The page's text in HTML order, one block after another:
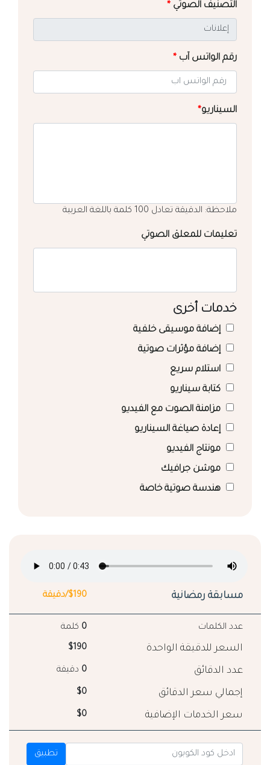
التصنيف الصوتي *
رقم الواتس آب *
السيناريو*
ملاحظة: الدقيقة تعادل 100 كلمة باللغة العربية
تعليمات للمعلق الصوتي
خدمات أخرى
إضافة موسيقى خلفية
إضافة مؤثرات صوتية
استلام سريع
كتابة سيناريو
مزامنة الصوت مع الفيديو
إعادة صياغة السيناريو
مونتاج الفيديو
موشن جرافيك
هندسة صوتية خاصة
مسابقة رمضانية $190/دقيقة
عدد الكلمات 0 كلمة
السعر للدقيقة الواحدة $190
عدد الدقائق 0 دقيقة
إجمالي سعر الدقائق $0
سعر الخدمات الإضافية $0
تطبيق